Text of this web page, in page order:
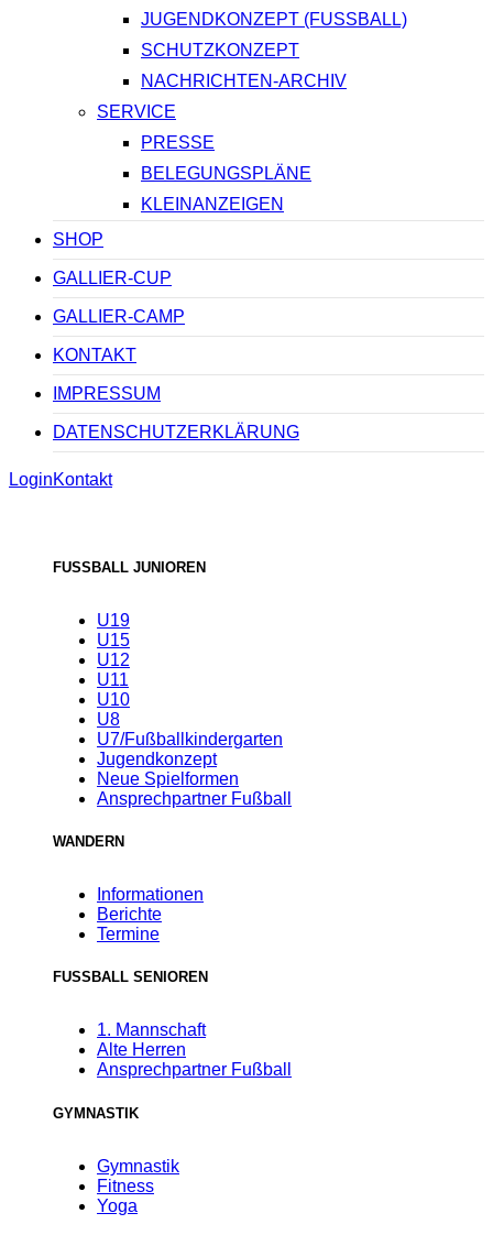
JUGENDKONZEPT (FUSSBALL)
SCHUTZKONZEPT
NACHRICHTEN-ARCHIV
SERVICE
PRESSE
BELEGUNGSPLÄNE
KLEINANZEIGEN
SHOP
GALLIER-CUP
GALLIER-CAMP
KONTAKT
IMPRESSUM
DATENSCHUTZERKLÄRUNG
LoginKontakt
FUSSBALL JUNIOREN
U19
U15
U12
U11
U10
U8
U7/Fußballkindergarten
Jugendkonzept
Neue Spielformen
Ansprechpartner Fußball
WANDERN
Informationen
Berichte
Termine
FUSSBALL SENIOREN
1. Mannschaft
Alte Herren
Ansprechpartner Fußball
GYMNASTIK
Gymnastik
Fitness
Yoga